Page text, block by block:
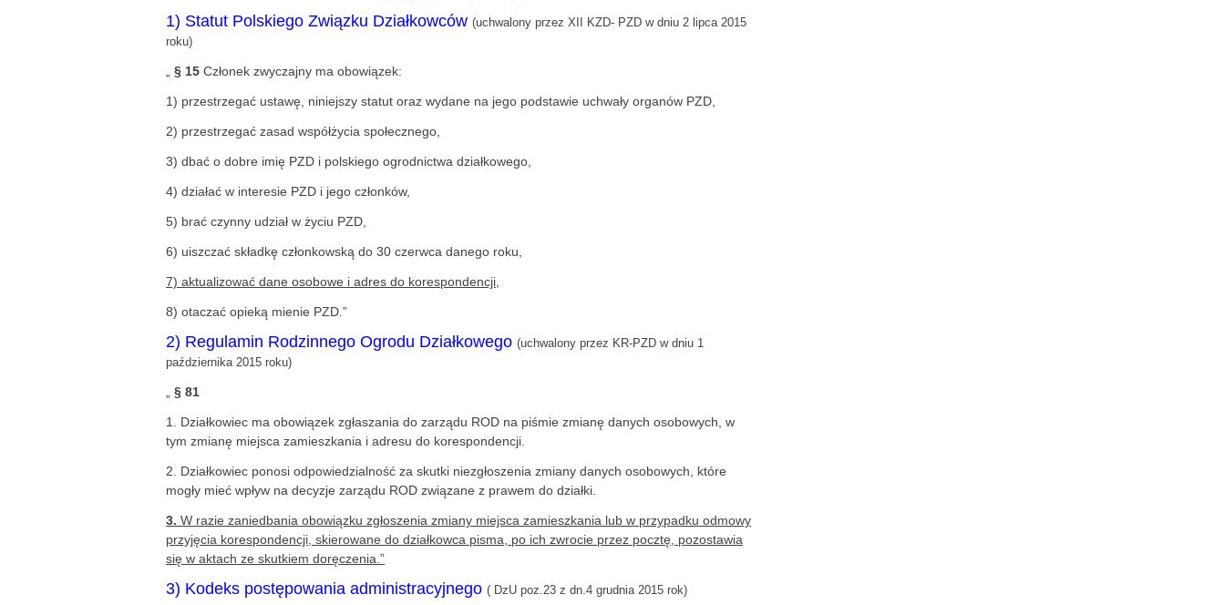
1) Statut Polskiego Związku Działkowców (uchwalony przez XII KZD- PZD w dniu 2 lipca 2015
roku)
§ 15 Członek zwyczajny ma obowiązek:
1) przestrzegać ustawę, niniejszy statut oraz wydane na jego podstawie uchwały organów PZD,
2) przestrzegać zasad współżycia społecznego,
3) dbać o dobre imię PZD i polskiego ogrodnictwa działkowego,
4) działać w interesie PZD i jego członków,
5) brać czynny udział w życiu PZD,
6) uiszczać składkę członkowską do 30 czerwca danego roku,
7) aktualizować dane osobowe i adres do korespondencji
8) otaczać opieką mienie PZD.”
2) Regulamin Rodzinnego Ogrodu Działkowego (uchwalony przez KR-PZD w dniu 1
października 2015 roku)
§ 81
1. Działkowiec ma obowiązek zgłaszania do zarządu ROD na piśmie zmianę danych osobowych, w
tym zmianę miejsca zamieszkania i adresu do korespondencji.
2. Działkowiec ponosi odpowiedzialność za skutki niezgłoszenia zmiany danych osobowych, które
mogły mieć wpływ na decyzje zarządu ROD związane z prawem do działki.
3. W razie zaniedbania obowiązku zgłoszenia zmiany miejsca zamieszkania lub w przypadku odmowy
przyjęcia korespondencji, skierowane do działkowca pisma, po ich zwrocie przez pocztę, pozostawia
się w aktach ze skutkiem doręczenia.”
3) Kodeks postępowania administracyjnego ( DzU poz.23 z dn.4 grudnia 2015 rok)